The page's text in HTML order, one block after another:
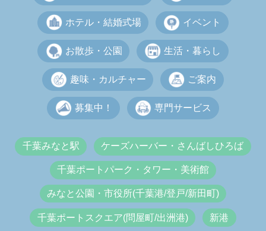
ホテル・結婚式場 イベント
お散歩・公園 生活・暮らし
趣味・カルチャー ご案内
募集中！ 専門サービス
千葉みなと駅 ケーズハーバー・さんばしひろば
千葉ポートパーク・タワー・美術館
みなと公園・市役所(千葉港/登戸/新田町)
千葉ポートスクエア(問屋町/出洲港) 新港